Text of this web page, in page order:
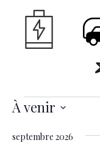
À venir
une
septembre 2026